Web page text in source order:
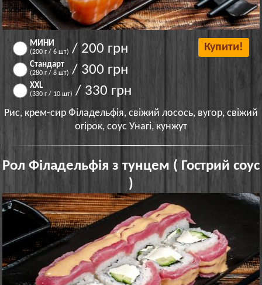
МИНИ
(200 г / 6 шт) / 200 грн
Стандарт
(280 г / 8 шт) / 300 грн
XXL
(330 г / 10 шт) / 330 грн
Купити!
Рис, крем-сир Філадельфія, свіжий лосось, вугор, свіжий
огірок, соус Унагі, кунжут
Рол Філадельфія з тунцем ( Гострий соус
)